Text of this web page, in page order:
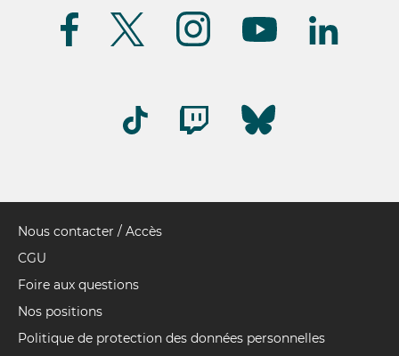
Pied
de
Nous contacter / Accès
CGU
Foire aux questions
Nos positions
Politique de protection des données personnelles